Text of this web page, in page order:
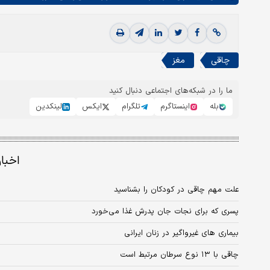
چاقی مغز
ما را در شبکه‌های اجتماعی دنبال کنید
بله
اینستاگرم تلگرام ایکس لینکدین
علت مهم چاقی در کودکان را بشناسید
پسری که برای نجات جان پدرش غذا می‌خورد
بیماری‌ های غیرواگیر در زنان ایرانی
چاقی با ۱۳ نوع سرطان مرتبط است